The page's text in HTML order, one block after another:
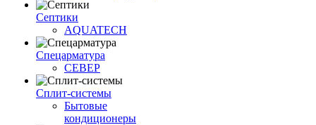
Септики
AQUATECH
Спецарматура
СЕВЕР
Сплит-системы
Бытовые
кондиционеры